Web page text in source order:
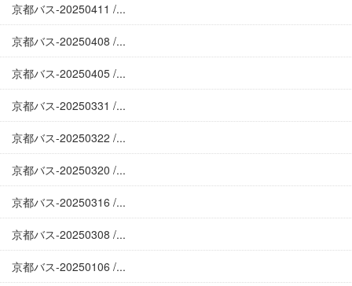
京都バス-20250411 /...
京都バス-20250408 /...
京都バス-20250405 /...
京都バス-20250331 /...
京都バス-20250322 /...
京都バス-20250320 /...
京都バス-20250316 /...
京都バス-20250308 /...
京都バス-20250106 /...